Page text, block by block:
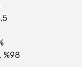
%98